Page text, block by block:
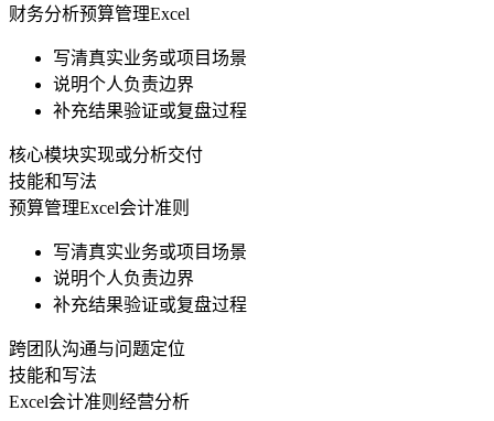
财务分析预算管理Excel
写清真实业务或项目场景
说明个人负责边界
补充结果验证或复盘过程
核心模块实现或分析交付
技能和写法
预算管理Excel会计准则
写清真实业务或项目场景
说明个人负责边界
补充结果验证或复盘过程
跨团队沟通与问题定位
技能和写法
Excel会计准则 经营分析